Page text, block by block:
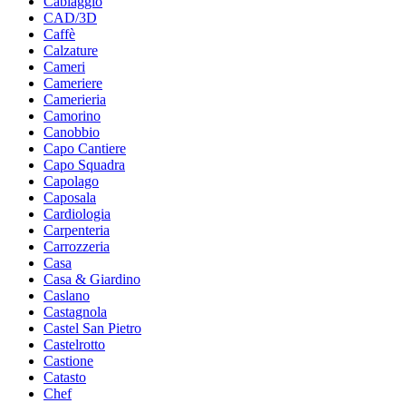
CAD/3D
Caffè
Calzature
Cameri
Cameriere
Camerieria
Camorino
Canobbio
Capo Cantiere
Capo Squadra
Capolago
Caposala
Cardiologia
Carpenteria
Carrozzeria
Casa
Casa & Giardino
Caslano
Castagnola
Castel San Pietro
Castelrotto
Castione
Catasto
Chef